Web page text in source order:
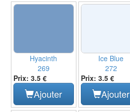
Hyacinth
269
Prix: 3.5 €
Ajouter
Ice Blue
272
Prix: 3.5 €
Ajouter